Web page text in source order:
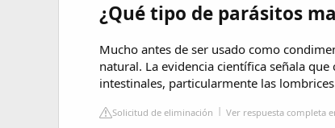
¿Qué tipo de parásitos
Mucho antes de ser usado como
natural. La evidencia científica señala
intestinales, particularmente las
Solicitud de eliminación Ver respuesta completa